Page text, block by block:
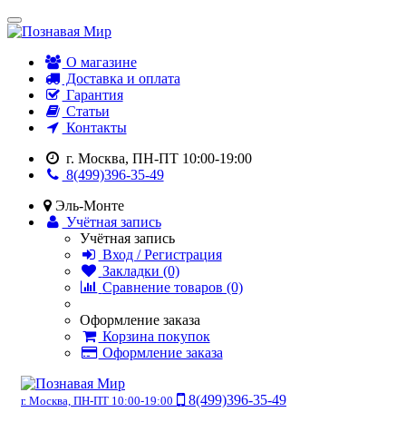
О магазине
Доставка и оплата
Гарантия
Статьи
Контакты
г. Москва, ПН-ПТ 10:00-19:00
8(499)396-35-49
Эль-Монте
Учётная запись
Учётная запись
Вход / Регистрация
Закладки (0)
Сравнение товаров (0)
Оформление заказа
Корзина покупок
Оформление заказа
г. Москва, ПН-ПТ 10:00-19:00
8(499)396-35-49